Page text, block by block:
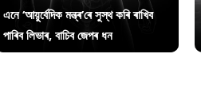
এনে ‘আয়ুৰ্বেদিক মন্ত্ৰ’ৰে সুস্থ কৰি ৰাখিব
পাৰিব লিভাৰ, বাচিব জেপৰ ধন